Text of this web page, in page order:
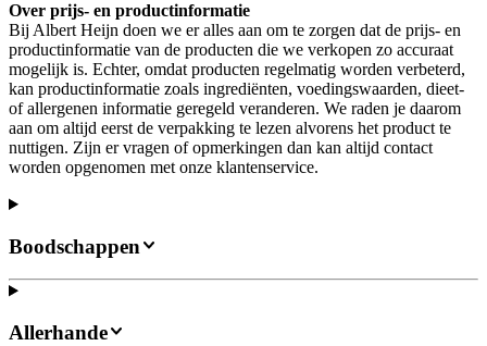
Over prijs- en productinformatie
Bij Albert Heijn doen we er alles aan om te zorgen dat de prijs- en
productinformatie van de producten die we verkopen zo accuraat
mogelijk is. Echter, omdat producten regelmatig worden verbeterd,
kan productinformatie zoals ingrediënten, voedingswaarden, dieet-
of allergenen informatie geregeld veranderen. We raden je daarom
aan om altijd eerst de verpakking te lezen alvorens het product te
nuttigen. Zijn er vragen of opmerkingen dan kan altijd contact
worden opgenomen met onze klantenservice.
Boodschappen
Allerhande